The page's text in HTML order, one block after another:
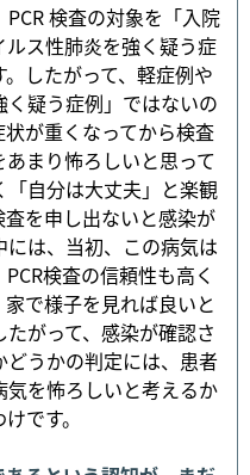
検査の対象を「入院
ス性肺炎を強く疑う症
したがって、軽症例や
疑う症例」ではないの
が重くなってから検査
まり怖ろしいと思って
自分は大丈夫」と楽観
を申し出ないと感染が
は、当初、この病気は
検査の信頼性も高く
で様子を見れば良いと
がって、感染が確認さ
うかの判定には、患者
を怖ろしいと考えるか
です。